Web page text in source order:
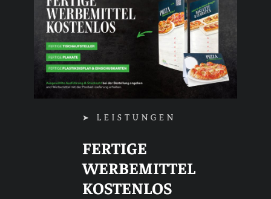
➤ LEISTUNGEN
FERTIGE
WERBEMITTEL
KOSTENLOS